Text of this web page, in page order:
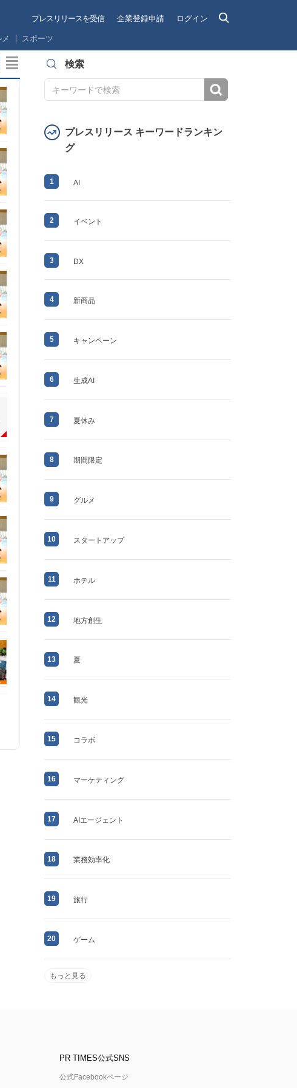
プレスリリースを受信 企業登録申請 ログイン
スポーツ
検索
プレスリリース キーワードランキン
グ
1 AI
2 イベント
3 DX
4 新商品
5 キャンペーン
6 生成AI
7 夏休み
8 期間限定
9 グルメ
10 スタートアップ
11 ホテル
12 地方創生
13 夏
14 観光
15 コラボ
16 マーケティング
17 AIエージェント
18 業務効率化
19 旅行
20 ゲーム
もっと見る
PR TIMES公式SNS
公式Facebookページ